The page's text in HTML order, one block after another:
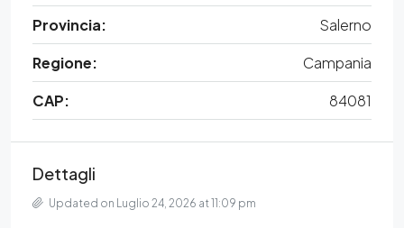
Provincia:
Salerno
Regione:
Campania
CAP:
84081
Dettagli
Updated on Luglio 24, 2026 at 11:09 pm